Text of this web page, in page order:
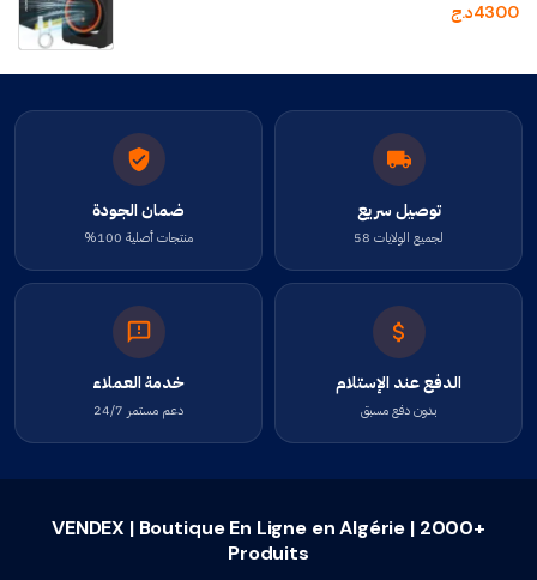
4300د.ج
توصيل سريع
لجميع الولايات 58
ضمان الجودة
منتجات أصلية 100%
الدفع عند الإستلام
بدون دفع مسبق
خدمة العملاء
دعم مستمر 24/7
VENDEX | Boutique En Ligne en Algérie | 2000+
Produits